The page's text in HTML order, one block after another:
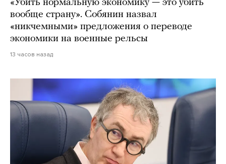
«Убить нормальную экономику — это убить
вообще страну». Собянин назвал
«никчемными» предложения о переводе
экономики на военные рельсы
13 часов назад